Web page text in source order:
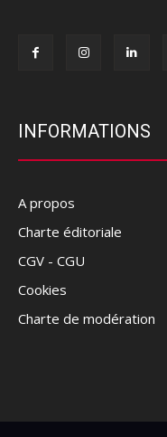
INFORMATIONS
A propos
Charte éditoriale
CGV - CGU
Cookies
Charte de modération